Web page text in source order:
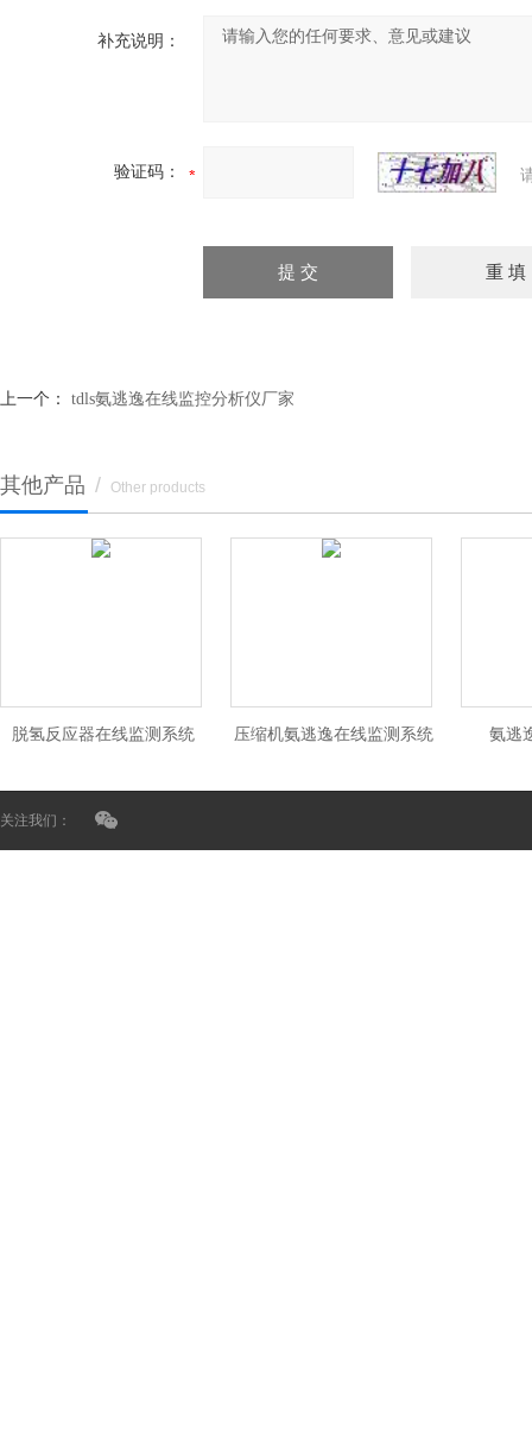
补充说明：
验证码：
上一个： tdls氨逃逸在线监控分析仪厂家
其他产品 / Other products
脱氢反应器在线监测系统 压缩机氨逃逸在线监测系统 氨逃
关注我们：